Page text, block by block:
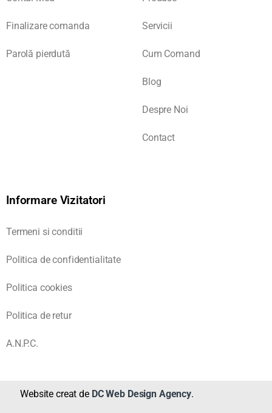
Finalizare comanda
Parolă pierdută
Servicii
Cum Comand
Blog
Despre Noi
Contact
Informare Vizitatori
Termeni si conditii
Politica de confidentialitate
Politica cookies
Politica de retur
A.N.P.C.
Website creat de DC Web Design Agency.